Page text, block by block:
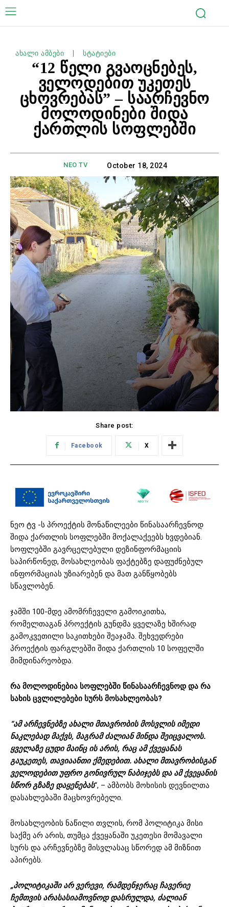
ახალი ამბები სტატიები
“12 წელი გვაოცნებეს,
ველოდებით უკეთეს
ცხოვრებას” – საარჩევნო
მოლოდინები შიდა
ქართლის სოფლებში
NEO TV October 18, 2024
Share post:
Facebook X
ნეო ტვ -ს პროექტის მონაწილეები წინასაარჩევნოდ
შიდა ქართლის სოფლებში მოქალაქეებს ხვდებიან.
სოფლებში გავრცელებული დეზინფორმაციის
საპირწონედ, მოსახლეობას ფაქტებზე დაფუძნებულ
ინფორმაციას უზიარებენ და მათ განწყობებს
სწავლობენ.
ჯამში 100-მდე ამომრჩეველი გამოიკითხა,
რომელთაგან პროექტის გუნდმა ყველაზე ხშირად
გამოკვეთილი საკითხები შეაჯამა. შეხვედრები
პროექტის ფარგლებში შიდა ქართლის 10 სოფელში
მიმდინარეობდა.
რა მოლოდინებია სოფლებში წინასაარჩევნოდ და რა
სახის ცვლილებები სურს მოსახლეობას?
“ამ არჩევნებზე ახალი მთავრობის მოსვლის იმედი
ნაკლებად მაქვს, მაგრამ ძალიან მინდა შეიცვალოს.
ყველაზე ცუდი მაინც ის არის, რაც ამ ქვეყანას
გაუკეთეს, თავიაანთი ქმედებით. ახალი მთავრობისგან
ველოდებით უფრო გონივრულ ნაბიჯებს და ამ ქვეყანის
სწორ გზაზე დაყენებას“, – ამბობს მოხისის დევნილთა
დასახლებაში მაცხოვრებელი.
მოსახლეობის ნაწილი თვლის, რომ პოლიტიკა მისი
საქმე არ არის, თუმცა ქვეყანაში უკეთესი მომავალი
სურს და არჩევნებზე მისვლასაც სწორედ ამ მიზნით
აპირებს.
„პოლიტიკაში არ ვერევი, რამდენჯერაც ჩავერიე
ჩემთვის არასასიამოვნოდ დასრულდა, ძალიან